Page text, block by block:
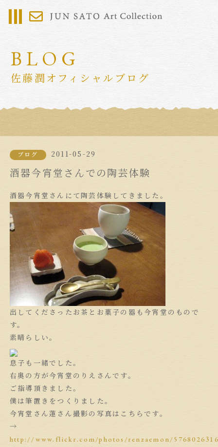
BLOG
佐藤潤オフィシャルブログ
ブログ 2011-05-29
酒器今宵堂さんでの陶芸体験
酒器今宵堂さんにて陶芸体験してきました。
出してくださったお茶とお菓子の器も今宵堂のもので
す。
素晴らしい。
息子も一緒でした。
右奥の方が今宵堂のりえさんです。
ご指導頂きました。
僕は筆置きをつくりました。
今宵堂さん蓮さん撮影の写真はこちらです。
→
http://www.flickr.com/photos/renzaemon/